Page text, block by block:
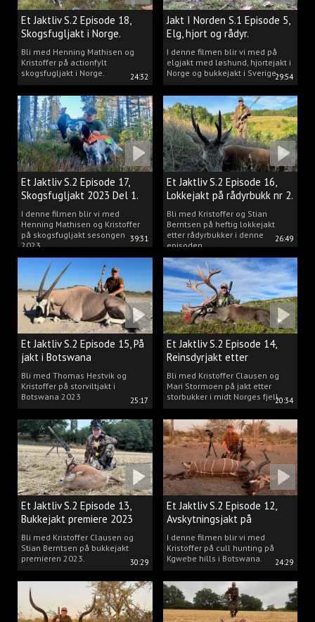
24:32
Et Jaktliv S.2 Episode 18,
Skogsfugljakt i Norge.
Bli med Henning Mathisen og
Kristoffer på actionfylt
skogsfugljakt i Norge.
29:54
Jakt I Norden S.1 Episode 5,
Elg, hjort og rådyr.
I denne filmen blir vi med på
elgjakt med løshund, hjortejakt i
Norge og bukkejakt i Sverige.
39:31
Et Jaktliv S.2 Episode 17,
Skogsfugljakt 2023 Del 1.
I denne filmen blir vi med
Henning Mathisen og Kristoffer
på skogsfugljakt sesongen
2023.
26:49
Et Jaktliv S.2 Episode 16,
Lokkejakt på rådyrbukk nr 2.
Bli med Kristoffer og Stian
Berntsen på heftig lokkejakt
etter rådyrbukker i denne
episoden.
25:17
Et Jaktliv S.2 Episode 15, På
jakt i Botswana
Bli med Thomas Hestvik og
Kristoffer på storviltjakt i
Botswana 2023
20:34
Et Jaktliv S.2 Episode 14,
Reinsdyrjakt etter
storbukker.
Bli med Kristoffer Clausen og
Mari Stormoen på jakt etter
storbukker i midt Norges fjell.
30:29
Et Jaktliv S.2 Episode 13,
Bukkejakt premiere 2023
Bli med Kristoffer Clausen og
Stian Berntsen på bukkejakt
premieren 2023.
24:29
Et Jaktliv S.2 Episode 12,
Avskytningsjakt på
antiloper i Botswana
I denne filmen blir vi med
Kristoffer på cull hunting på
Kgwebe hills i Botswana.